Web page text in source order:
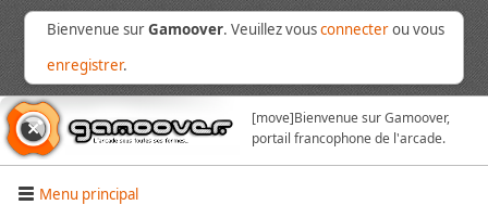
Bienvenue surGamoover. Veuillez vousconnecterou vous
enregistrer.
[move]Bienvenue sur Gamoover,
portail francophone de l'arcade.
Menu principal